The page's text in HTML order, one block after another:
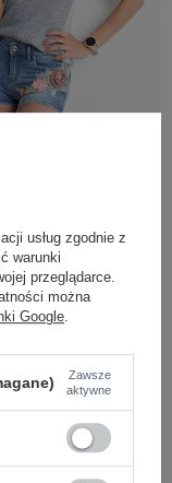
i zobacz cenę
usług zgodnie z
warunki
przeglądarce.
można
Google
Zawsze
aktywne